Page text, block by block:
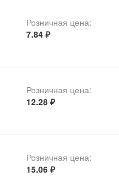
Розничная цена:
7.84 ₽
Розничная цена:
12.28 ₽
Розничная цена:
15.06 ₽